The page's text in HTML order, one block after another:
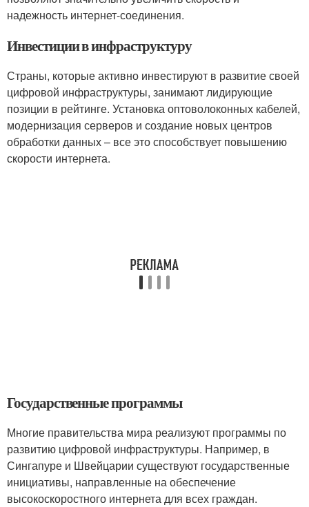
надежность интернет-соединения.
Инвестиции в инфраструктуру
Страны, которые активно инвестируют в развитие своей
цифровой инфраструктуры, занимают лидирующие
позиции в рейтинге. Установка оптоволоконных кабелей,
модернизация серверов и создание новых центров
обработки данных – все это способствует повышению
скорости интернета.
Государственные программы
Многие правительства мира реализуют программы по
развитию цифровой инфраструктуры. Например, в
Сингапуре и Швейцарии существуют государственные
инициативы, направленные на обеспечение
высокоскоростного интернета для всех граждан.